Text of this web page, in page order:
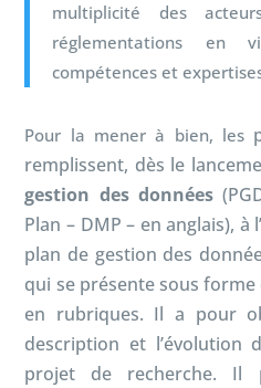
multiplicité des
réglementations en
compétences et
Pour la mener à bien, les
remplissent, dès le
gestion des données
Plan – DMP – en anglais),
plan de gestion des
qui se présente sous
en rubriques. Il a pour
description et l’évolution
projet de recherche. Il